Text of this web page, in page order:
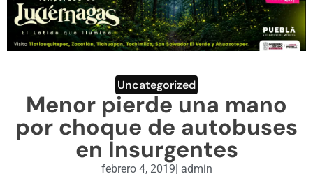
OPINIÓN
DEPORTES
ENGLISH SECTION
VIDEOS
Uncategorized
Menor pierde una mano
por choque de autobuses
en Insurgentes
febrero 4, 2019| admin